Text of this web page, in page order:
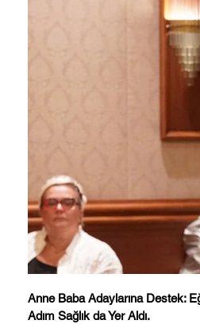
Anne Baba Adaylarına Destek:
Adım Sağlık da Yer Aldı.